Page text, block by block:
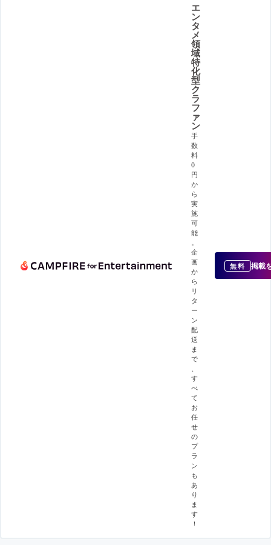
エ
ン
タ
メ
領
域
特
化
型
ク
ラ
フ
ァ
ン
手
数
料
0
円
か
ら
実
施
可
能
企
画
か
ら
リ
タ
ー
ン
配
送
ま
で
す
べ
て
お
任
せ
の
プ
ラ
ン
も
あ
り
ま
す
！
無料 掲載